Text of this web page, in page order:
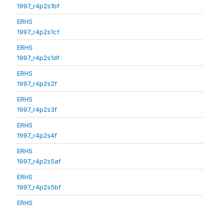
1997_r4p2s1bf
ERHS
1997_r4p2s1cf
ERHS
1997_r4p2s1df
ERHS
1997_r4p2s2f
ERHS
1997_r4p2s3f
ERHS
1997_r4p2s4f
ERHS
1997_r4p2s5af
ERHS
1997_r4p2s5bf
ERHS